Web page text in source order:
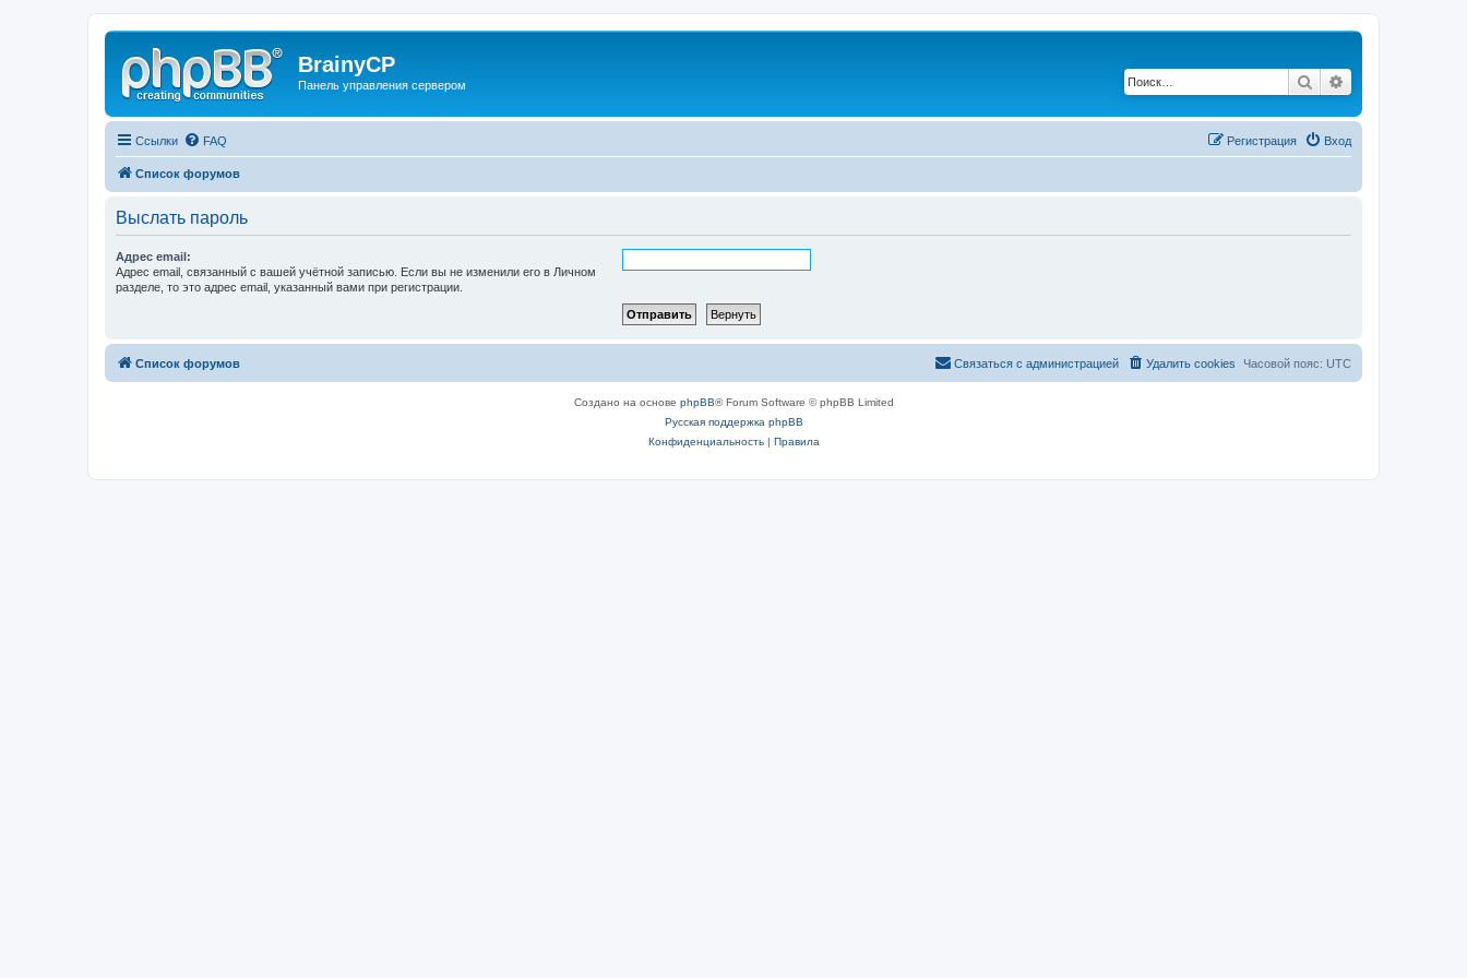
BrainyCP
Панель управления сервером Поиск
Ссылки FAQ Вход
Регистрация
Список форумов
Выслать пароль
Адрес email:
Адрес email, связанный с вашей учётной записью. Если вы не изменили его в Личном
разделе, то это адрес email, указанный вами при регистрации.
Список форумов Часовой пояс: UTC
Удалить cookies
Связаться с администрацией
Создано на основе phpBB® Forum Software © phpBB Limited
Русская поддержка phpBB
Конфиденциальность| Правила